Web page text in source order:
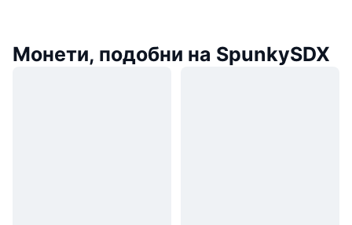
Монети, подобни на SpunkySDX